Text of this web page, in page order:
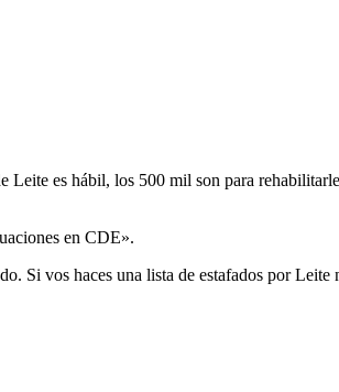
es hábil, los 500 mil son para
en CDE».
Si vos haces una lista de estafados por